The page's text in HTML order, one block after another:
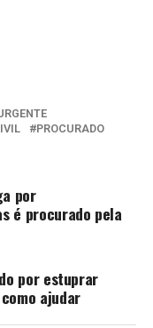
PROCURADO
por
é procurado pela
por estuprar
ajudar